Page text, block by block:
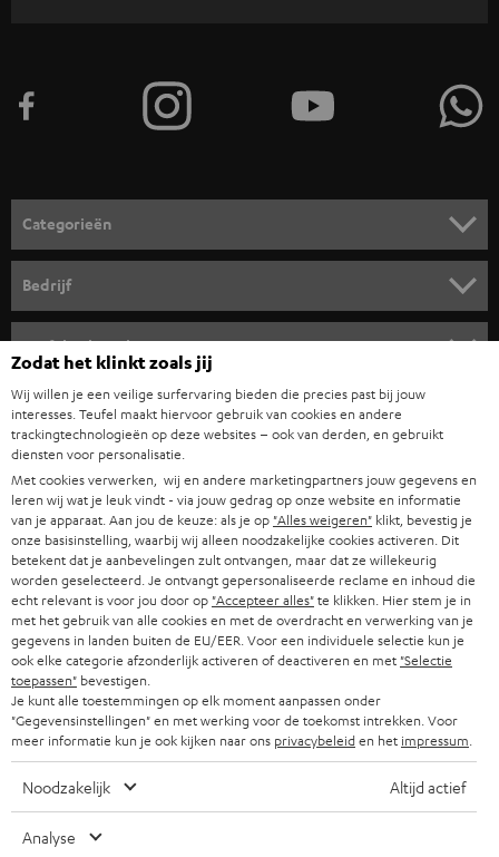
n
o
r
n
i
e
u
w
s
b
r
i
e
f
Categorieën
COMPLETE SYSTEMEN
SOUNDBARS
HIFI-SPEAKERS
BLUETOOTH
KOPTELEFOONS
BLUETOOTH KOPTELEFOONS
COMPLETE SETS
SPEAKERS
ULTIMA
IN-EAR
Bedrijf
PERS & MARKETING
B2B
PARTNERPROGRAMMA
BLOG
NEWSLETTER
STORES
TEUFEL VOORDELEN
Teufel online shops
DUITSLAND
OOSTENRIJK
ZWITSERLAND
NEDERLAND
BELGIË
FRANKRIJK
POLEN
Zodat het klinkt zoals jij
Wij willen je een veilige surfervaring bieden die precies past bij jouw
interesses. Teufel maakt hiervoor gebruik van cookies en andere
trackingtechnologieën op deze websites – ook van derden, en gebruikt
diensten voor personalisatie.
Met cookies verwerken, wij en andere marketingpartners jouw gegevens en
leren wij wat je leuk vindt - via jouw gedrag op onze website en informatie
van je apparaat. Aan jou de keuze: als je op "Alles weigeren" klikt, bevestig je
onze basisinstelling, waarbij wij alleen noodzakelijke cookies activeren. Dit
betekent dat je aanbevelingen zult ontvangen, maar dat ze willekeurig
worden geselecteerd. Je ontvangt gepersonaliseerde reclame en inhoud die
echt relevant is voor jou door op "Accepteer alles"te klikken. Hier stem je in
met het gebruik van alle cookies en met de overdracht en verwerking van je
gegevens in landen buiten de EU/EER. Voor een individuele selectie kun je
ook elke categorie afzonderlijk activeren of deactiveren en met "Selectie
toepassen" bevestigen.
Je kunt alle toestemmingen op elk moment aanpassen onder
"Gegevensinstellingen" en met werking voor de toekomst intrekken. Voor
meer informatie kun je ook kijken naar ons privacybeleiden het impressum
Noodzakelijk Altijd actief
Analyse